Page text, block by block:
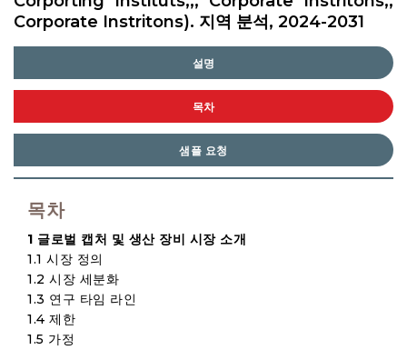
Corporate Instritons). 지역 분석, 2024-2031
설명
목차
샘플 요청
목차
1 글로벌 캡처 및 생산 장비 시장 소개
1.1 시장 정의
1.2 시장 세분화
1.3 연구 타임 라인
1.4 제한
1.5 가정